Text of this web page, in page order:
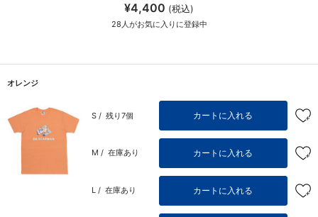
¥4,400 (税込)
28 人がお気に入りに登録中
オレンジ
S / 残り7個 カートに入れる
M / 在庫あり カートに入れる
L / 在庫あり カートに入れる